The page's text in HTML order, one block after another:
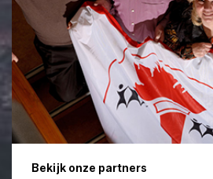
Bekijk onze partners